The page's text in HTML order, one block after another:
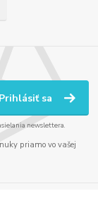
Prihlásiť sa
newslettera.
priamo vo vašej